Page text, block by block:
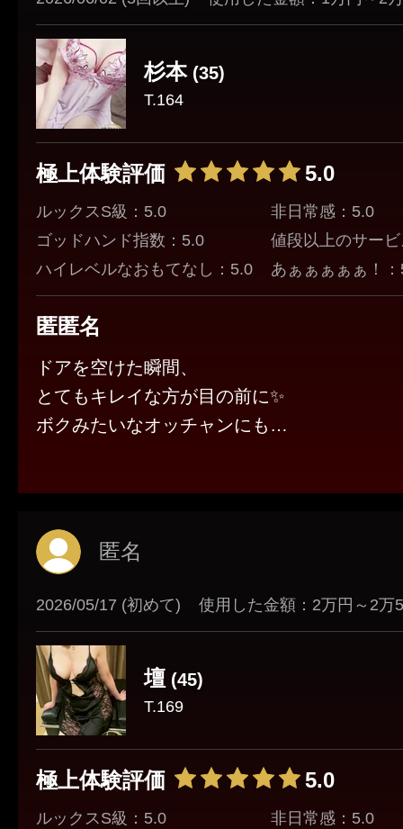
杉本(35)
T.164
極上体験評価 5.0
ルックスS級：5.0
ゴッドハンド指数：5.0
ハイレベルなおもてなし：5.0
非日常感：5.0
値段以上のサー
あぁぁぁぁぁ！
匿匿名
ドアを空けた瞬間、
とてもキレイな方が目の前に✨️
ボクみたいなオッチャンにも
ムード満点🤩
希望通りのフェザータッチは
手を休めることなく
責めまくり
とても充実した時間でした。
また絶対会いに行くぜ👍
匿名
2026/05/17 (初めて) 使用した金額：2万円～2万
壇 (45)
T.169
極上体験評価 5.0
ルックスS級：5.0
非日常感：5.0